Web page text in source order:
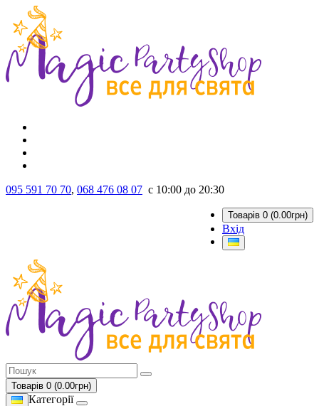
095 591 70 70, 068 476 08 07 с 10:00 до 20:30
Товарів 0 (0.00грн)
Вхід
Товарів 0 (0.00грн)
Категорії